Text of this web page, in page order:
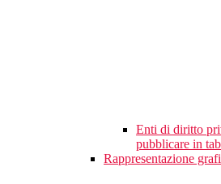
Enti di diritto
pubblicare in
Rappresentazione